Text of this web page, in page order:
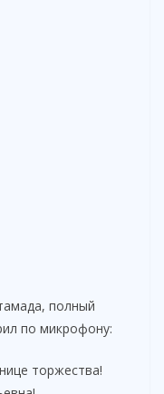
полный
по микрофону:
торжества!